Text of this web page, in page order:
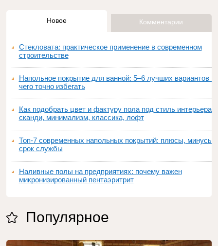
Новое Комментарии
Стекловата: практическое применение в современном
строительстве
Напольное покрытие для ванной: 5–6 лучших вариантов и
чего точно избегать
Как подобрать цвет и фактуру пола под стиль интерьера:
сканди, минимализм, классика, лофт
Топ‑7 современных напольных покрытий: плюсы, минусы,
срок службы
Наливные полы на предприятиях: почему важен
микронизированный пентаэритрит
Популярное